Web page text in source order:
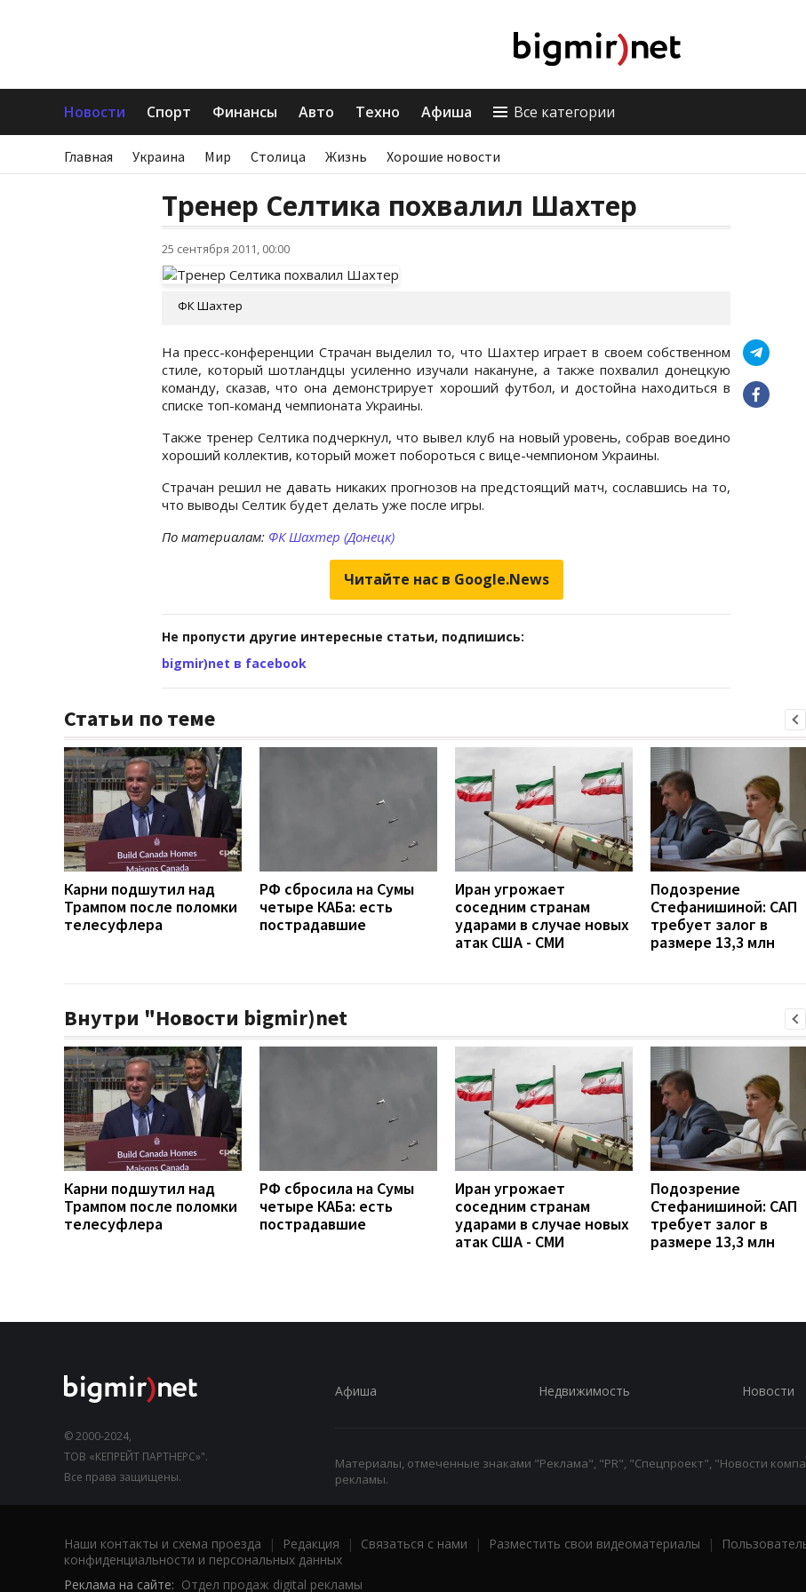
Новости Спорт Финансы Авто Техно Афиша Все категории
Главная Украина Мир Столица Жизнь Хорошие новости
Тренер Селтика похвалил Шахтер
25 сентября 2011, 00:00
ФК Шахтер
На пресс-конференции Страчан выделил то, что Шахтер играет в своем собственном
стиле, который шотландцы усиленно изучали накануне, а также похвалил донецкую
команду, сказав, что она демонстрирует хороший футбол, и достойна находиться в
списке топ-команд чемпионата Украины.
Также тренер Селтика подчеркнул, что вывел клуб на новый уровень, собрав воедино
хороший коллектив, который может побороться с вице-чемпионом Украины.
Страчан решил не давать никаких прогнозов на предстоящий матч, сославшись на то,
что выводы Селтик будет делать уже после игры.
По материалам: ФК Шахтер (Донецк)
Читайте нас в Google.News
Не пропусти другие интересные статьи, подпишись:
bigmir)net в facebook
Статьи по теме
Карни подшутил над
Трампом после поломки
телесуфлера
РФ сбросила на Сумы
четыре КАБа: есть
пострадавшие
Иран угрожает
соседним странам
ударами в случае новых
атак США - СМИ
Подозрение
Стефанишиной: САП
требует залог в
размере 13,3 млн
Внутри "Новости bigmir)net
Карни подшутил над
Трампом после поломки
телесуфлера
РФ сбросила на Сумы
четыре КАБа: есть
пострадавшие
Иран угрожает
соседним странам
ударами в случае новых
атак США - СМИ
Подозрение
Стефанишиной: САП
требует залог в
размере 13,3 млн
© 2000-2024,
ТОВ «КЕПРЕЙТ ПАРТНЕРС»".
Все права защищены.
Афиша Недвижимость Новости
Материалы, отмеченные знаками "Реклама", "PR", "Спецпроект", "Новости
рекламы.
Наши контакты и схема проезда | Редакция | Связаться с нами | Разместить свои видеоматериалы |
конфиденциальности и персональных данных
Реклама на сайте: Отдел продаж digital рекламы